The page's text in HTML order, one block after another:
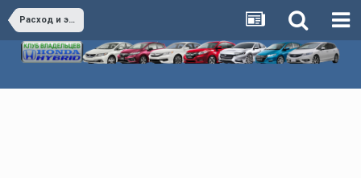
Расход и экономия Honda Hybrid